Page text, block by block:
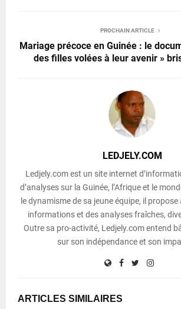
PROCHAIN ARTICLE
Mariage précoce en Guinée : le
des filles volées à leur avenir »
LEDJELY.COM
Ledjely.com est un site internet
d’analyses sur la Guinée, l’Afrique et le
le dynamisme de sa jeune équipe, il
informations et des analyses fraîches,
Outre sa pro-activité, Ledjely.com entend
sur son indépendance et son
ARTICLES SIMILAIRES